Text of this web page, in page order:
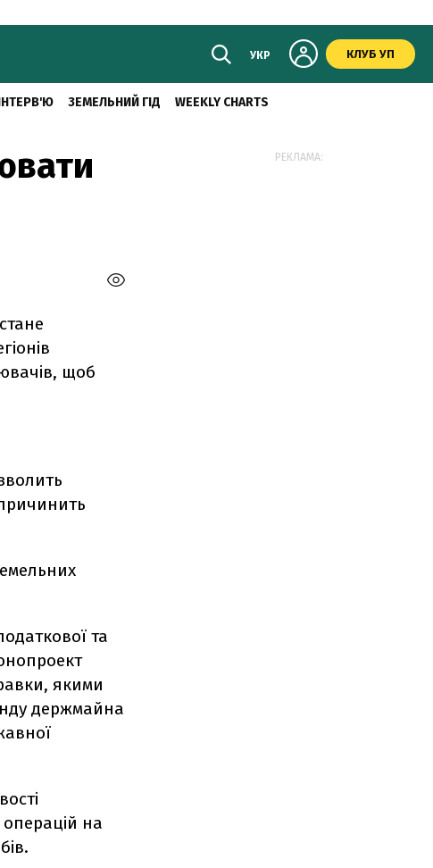
УКР КЛУБ УП
ЗЕМЕЛЬНИЙ ГІД WEEKLY CHARTS
щоб
та
якими
держмайна
на
РЕКЛАМА: